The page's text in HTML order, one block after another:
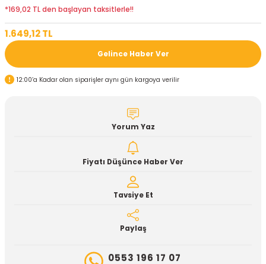
*169,02 TL den başlayan taksitlerle!!
1.649,12 TL
Gelince Haber Ver
12:00’a Kadar olan siparişler aynı gün kargoya verilir
Yorum Yaz
Fiyatı Düşünce Haber Ver
Tavsiye Et
Paylaş
0553 196 17 07